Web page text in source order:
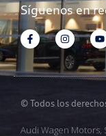
Síguenos en
© Todos los
Audi Wagen Motors,